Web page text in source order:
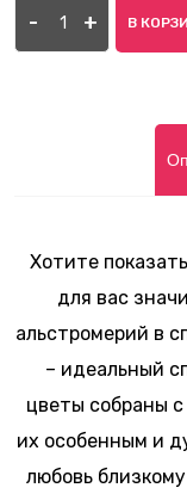
- + В
Хотите
для вас
альстромерий в
– идеальный
цветы собраны
их особенным и
любовь